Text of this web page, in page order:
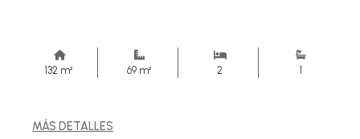
132 m² 69 m² 2 1
MÁS DETALLES